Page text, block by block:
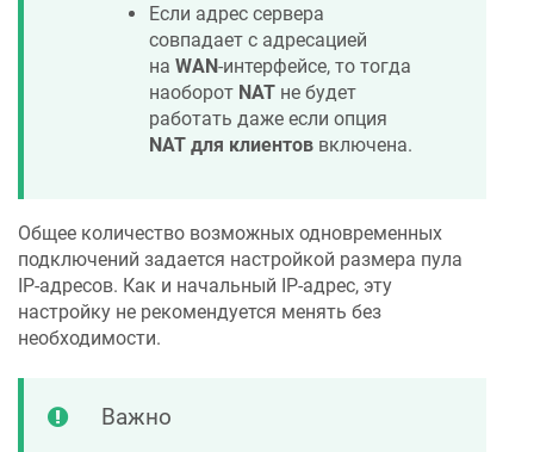
Если адрес сервера
совпадает с адресацией
на WAN-интерфейсе, то тогда
наоборот NAT не будет
работать даже если опция
NAT для клиентов включена.
Общее количество возможных одновременных
подключений задается настройкой размера пула
IP-адресов. Как и начальный IP-адрес, эту
настройку не рекомендуется менять без
необходимости.
Важно